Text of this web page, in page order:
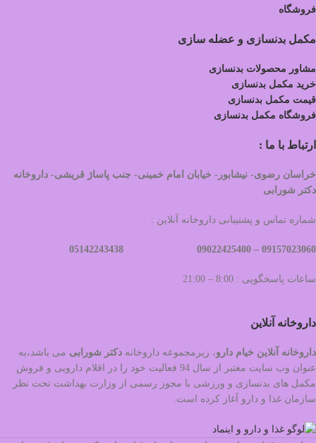
فروشگاه
مکمل بدنسازی و عضله سازی
مشاور محصولات بدنسازی
خرید مکمل بدنسازی
قیمت مکمل بدنسازی
فروشگاه مکمل بدنسازی
ارتباط با ما :
خراسان رضوی- نیشابور- خیابان امام خمینی- جنب پاساژ قریشی- داروخانه
دکتر شورابی
شماره تماس و پشتیبانی داروخانه آنلاین :
09157023060 –
ساعات پاسخگویی : 8:00 – 21:00
داروخانه آنلاین
داروخانه آنلاین خیام دارو، زیرمجموعه داروخانه دکتر شورابی می باشد،به
عنوان وب سایت معتبر از سال 94 فعالیت خود را در اقلام دارویی و فروش
مکمل های بدنسازی و ورزشی با مجوز رسمی از وزارت بهداشت تحت نظر
سازمان غذا و دارو آغاز کرده است.